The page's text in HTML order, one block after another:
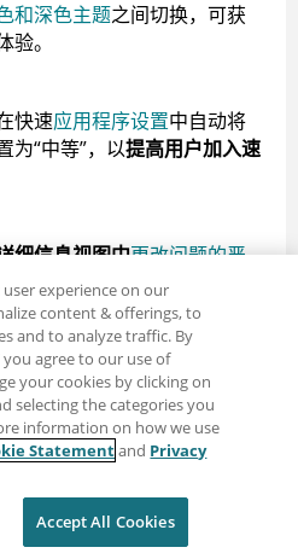
和深色主题之间切换，可获
验。
快速应用程序设置中自动将
为“中等”，以提高用户加入速
细信息视图中更改问题的严
安全报告中添加了新的“严重
化脚本以识别此新列。
：
营韧性法案 (DORA) 报告
experience on our
content & offerings, to
and to analyze traffic. By
you agree to our use of
your cookies by clicking on
selecting the categories you
information on how we use
Statementand Privacy
Accept All Cookies